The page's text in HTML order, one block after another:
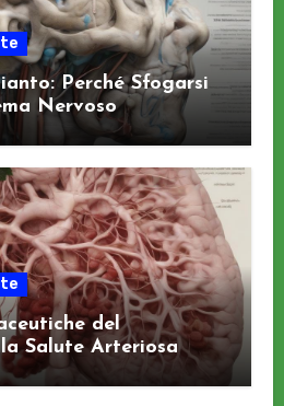
Perché Sfogarsi
Nervoso
del
Salute Arteriosa